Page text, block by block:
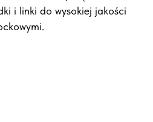
i linki do wysokiej jakości